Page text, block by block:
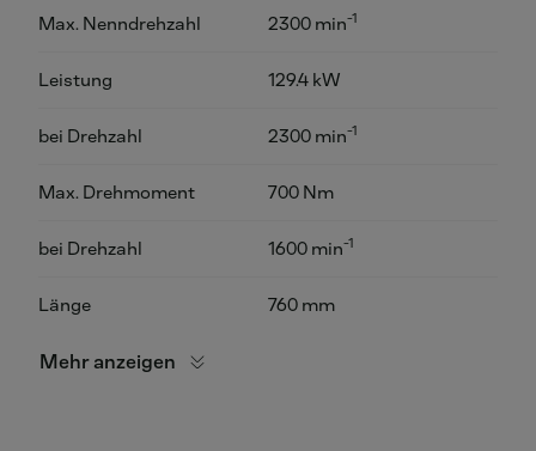
Max. Nenndrehzahl 2300 min-1
Leistung 129.4 kW
bei Drehzahl 2300 min-1
Max. Drehmoment 700 Nm
bei Drehzahl 1600 min-1
Länge 760 mm
Mehr anzeigen